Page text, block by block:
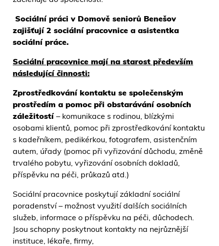
Sociální práci v Domově seniorů Benešov
zajišťují 2 sociální pracovnice a asistentka
sociální práce.
Sociální pracovnice mají na starost především
následující činnosti:
Zprostředkování kontaktu se společenským
prostředím a pomoc při obstarávání osobních
záležitostí– komunikace s rodinou, blízkými
osobami klientů, pomoc při zprostředkování kontaktu
s kadeřníkem, pedikérkou, fotografem, asistenčním
autem, úřady (pomoc při vyřizování důchodu, změně
trvalého pobytu, vyřizování osobních dokladů,
příspěvku na péči, průkazů atd.)
Sociální pracovnice poskytují základní sociální
poradenství – možnost využití dalších sociálních
služeb, informace o příspěvku na péči, důchodech.
Jsou schopny poskytnout kontakty na nejrůznější
instituce, lékaře, firmy,